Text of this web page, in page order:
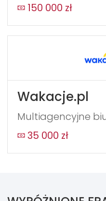
150 000 zł
Wakacje.pl
Multiagencyjne
35 000 zł